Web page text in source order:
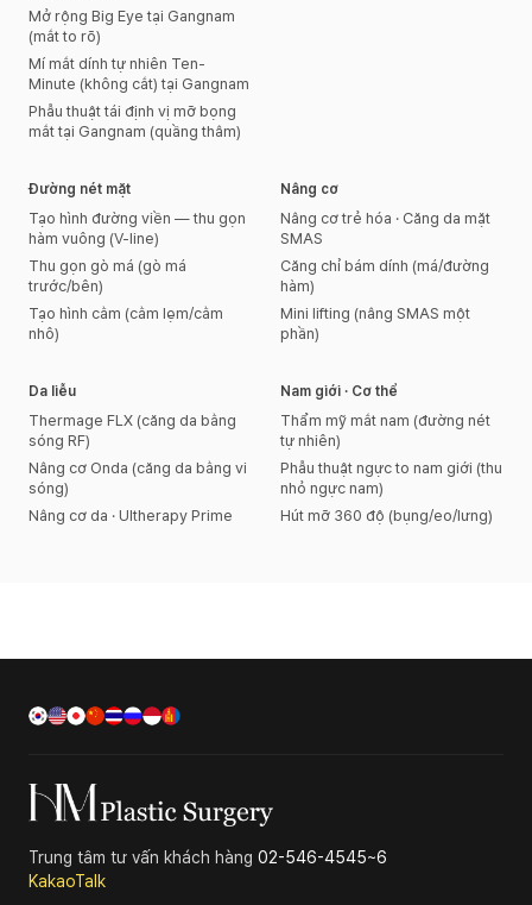
Mở rộng Big Eye tại Gangnam
(mắt to rõ)
Mí mắt dính tự nhiên Ten-
Minute (không cắt) tại Gangnam
Phẫu thuật tái định vị mỡ bọng
mắt tại Gangnam (quầng thâm)
Đường nét mặt
Tạo hình đường viền — thu gọn
hàm vuông (V-line)
Thu gọn gò má (gò má
trước/bên)
Tạo hình cằm (cằm lẹm/cằm
nhô)
Nâng cơ
Nâng cơ trẻ hóa · Căng da mặt
SMAS
Căng chỉ bám dính (má/đường
hàm)
Mini lifting (nâng SMAS một
phần)
Da liễu
Thermage FLX (căng da bằng
sóng RF)
Nâng cơ Onda (căng da bằng vi
sóng)
Nâng cơ da · Ultherapy Prime
Nam giới · Cơ thể
Thẩm mỹ mắt nam (đường nét
tự nhiên)
Phẫu thuật ngực to nam giới (thu
nhỏ ngực nam)
Hút mỡ 360 độ (bụng/eo/lưng)
Trung tâm tư vấn khách hàng 02-546-4545~6
KakaoTalk